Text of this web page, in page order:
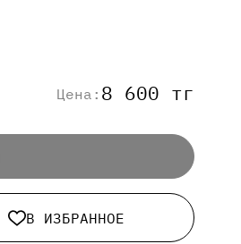
Цена: 8 600 тг
В ИЗБРАННОЕ